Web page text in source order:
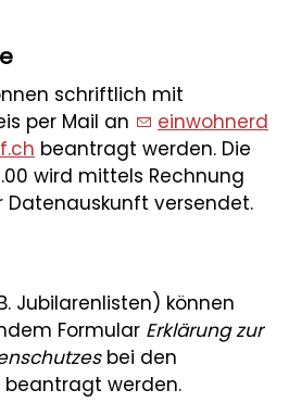
schriftlich mit
per Mail an
nw hn rd
ch beantragt werden. Die
wird mittels Rechnung
versendet.
Jubilarenlisten) können
Formular Erklärung zur
bei den
beantragt werden.